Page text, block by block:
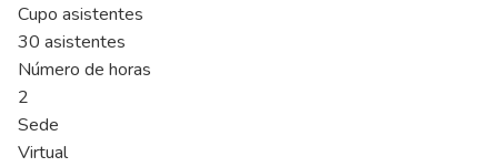
Cupo asistentes
30 asistentes
Número de horas
2
Sede
Virtual